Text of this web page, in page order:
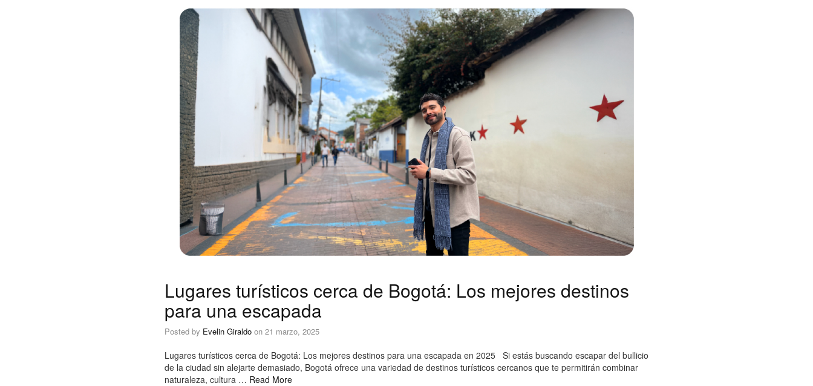
Lugares turísticos cerca de Bogotá: Los mejores destinos
para una escapada
Posted by Evelin Giraldo on 21 marzo, 2025
Lugares turísticos cerca de Bogotá: Los mejores destinos para una escapada en 2025 Si estás buscando escapar del bullicio
de la ciudad sin alejarte demasiado, Bogotá ofrece una variedad de destinos turísticos cercanos que te permitirán combinar
naturaleza, cultura … Read More